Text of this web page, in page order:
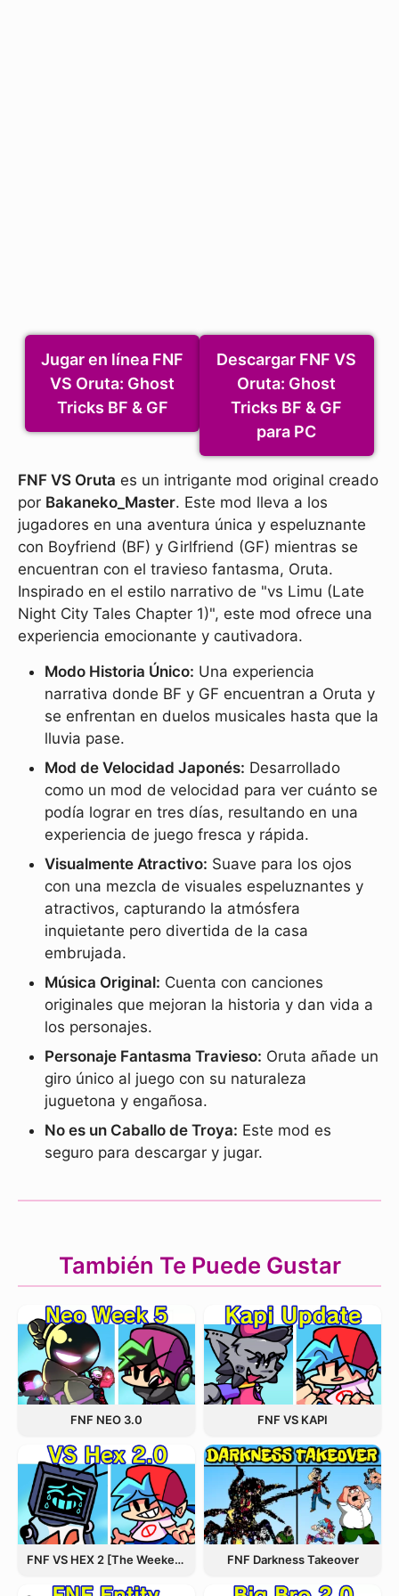
Jugar en línea FNF
VS Oruta: Ghost
Tricks BF & GF
Descargar FNF VS
Oruta: Ghost
Tricks BF & GF
para PC
FNF VS Oruta es un intrigante mod original creado
por Bakaneko_Master. Este mod lleva a los
jugadores en una aventura única y espeluznante
con Boyfriend (BF) y Girlfriend (GF) mientras se
encuentran con el travieso fantasma, Oruta.
Inspirado en el estilo narrativo de "vs Limu (Late
Night City Tales Chapter 1)", este mod ofrece una
experiencia emocionante y cautivadora.
Modo Historia Único: Una experiencia
narrativa donde BF y GF encuentran a Oruta y
se enfrentan en duelos musicales hasta que la
lluvia pase.
Mod de Velocidad Japonés: Desarrollado
como un mod de velocidad para ver cuánto se
podía lograr en tres días, resultando en una
experiencia de juego fresca y rápida.
Visualmente Atractivo: Suave para los ojos
con una mezcla de visuales espeluznantes y
atractivos, capturando la atmósfera
inquietante pero divertida de la casa
embrujada.
Música Original: Cuenta con canciones
originales que mejoran la historia y dan vida a
los personajes.
Personaje Fantasma Travieso: Oruta añade un
giro único al juego con su naturaleza
juguetona y engañosa.
No es un Caballo de Troya: Este mod es
seguro para descargar y jugar.
También Te Puede Gustar
FNF NEO 3.0 FNF VS KAPI
FNF VS HEX 2 [The Weekend Update] FNF Darkness Takeover